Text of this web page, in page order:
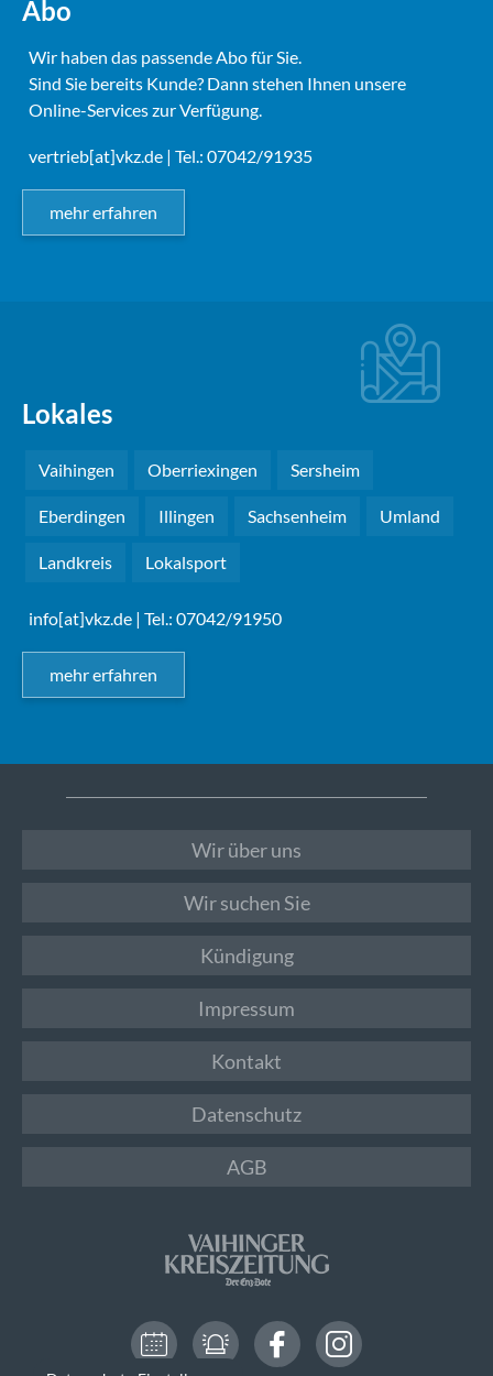
Abo
Wir haben das passende Abo für Sie.
Sind Sie bereits Kunde? Dann stehen Ihnen unsere
Online-Services zur Verfügung.
vertrieb[at]vkz.de | Tel.: 07042/91935
mehr erfahren
Lokales
Vaihingen Oberriexingen Sersheim
Eberdingen Illingen Sachsenheim Umland
Landkreis Lokalsport
info[at]vkz.de | Tel.: 07042/91950
mehr erfahren
Wir über uns
Wir suchen Sie
Kündigung
Impressum
Kontakt
Datenschutz
AGB